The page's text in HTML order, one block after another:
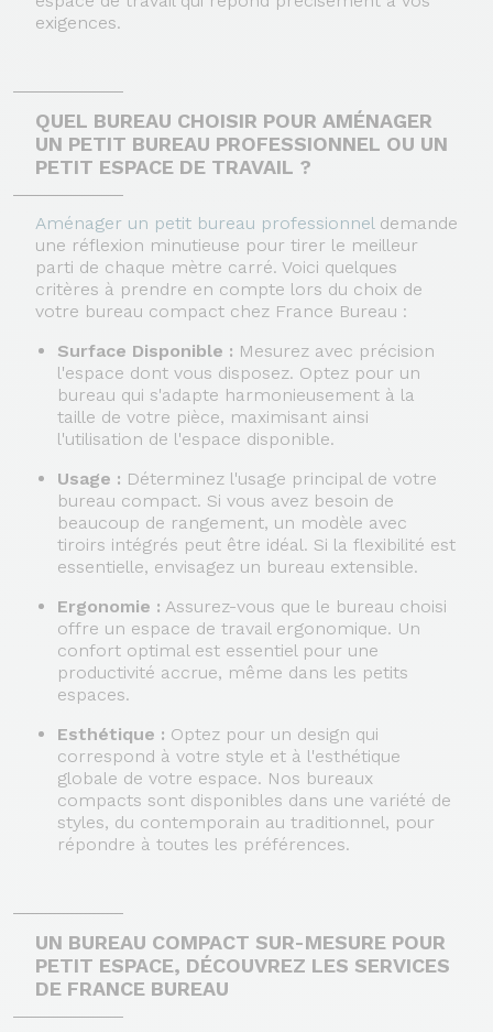
exigences.
QUEL BUREAU CHOISIR POUR AMÉNAGER
UN PETIT BUREAU PROFESSIONNEL OU UN
PETIT ESPACE DE TRAVAIL ?
Aménager un petit bureau professionneldemande
une réflexion minutieuse pour tirer le meilleur
parti de chaque mètre carré. Voici quelques
critères à prendre en compte lors du choix de
votre bureau compact chez France Bureau :
Surface Disponible : Mesurez avec précision
l'espace dont vous disposez. Optez pour un
bureau qui s'adapte harmonieusement à la
taille de votre pièce, maximisant ainsi
l'utilisation de l'espace disponible.
Usage : Déterminez l'usage principal de votre
bureau compact. Si vous avez besoin de
beaucoup de rangement, un modèle avec
tiroirs intégrés peut être idéal. Si la flexibilité est
essentielle, envisagez un bureau extensible.
Ergonomie : Assurez-vous que le bureau choisi
offre un espace de travail ergonomique. Un
confort optimal est essentiel pour une
productivité accrue, même dans les petits
espaces.
Esthétique : Optez pour un design qui
correspond à votre style et à l'esthétique
globale de votre espace. Nos bureaux
compacts sont disponibles dans une variété de
styles, du contemporain au traditionnel, pour
répondre à toutes les préférences.
UN BUREAU COMPACT SUR-MESURE POUR
PETIT ESPACE, DÉCOUVREZ LES SERVICES
DE FRANCE BUREAU